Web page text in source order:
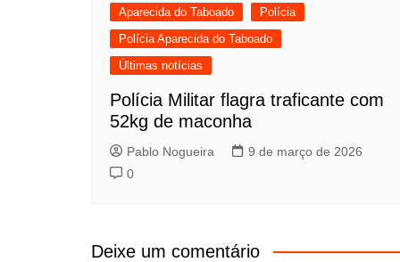
Aparecida do Taboado
Polícia
Polícia Aparecida do Taboado
Últimas notícias
Polícia Militar flagra traficante com
52kg de maconha
Pablo Nogueira
9 de março de 2026
0
Deixe um comentário